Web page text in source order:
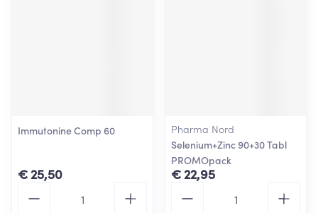
Immutonine Comp 60
€ 25,50
Pharma Nord
Selenium+Zinc 90+30 Tabl
PROMOpack
€ 22,95